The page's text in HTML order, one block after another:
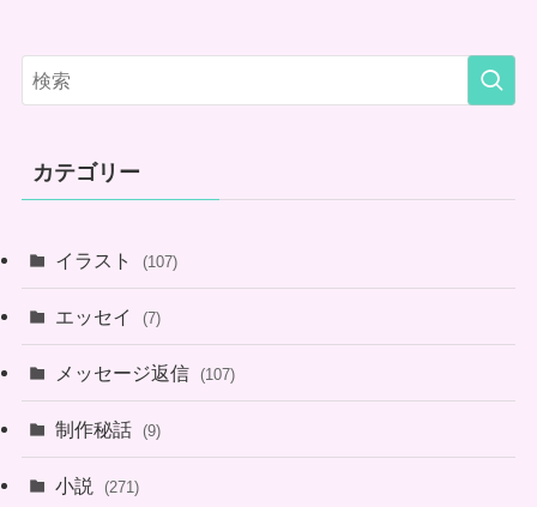
カテゴリー
イラスト (107)
エッセイ (7)
メッセージ返信 (107)
制作秘話 (9)
小説 (271)